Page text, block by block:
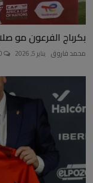
بكرباج الفرعون مو
محمد فاروق يناير 5, 2026